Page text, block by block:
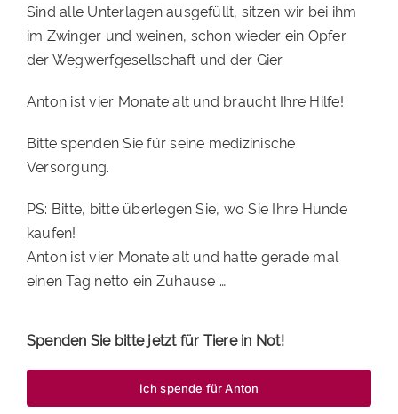
Sind alle Unterlagen ausgefüllt, sitzen wir bei ihm
im Zwinger und weinen, schon wieder ein Opfer
der Wegwerfgesellschaft und der Gier.
Anton ist vier Monate alt und braucht Ihre Hilfe!
Bitte spenden Sie für seine medizinische
Versorgung.
PS: Bitte, bitte überlegen Sie, wo Sie Ihre Hunde
kaufen!
Anton ist vier Monate alt und hatte gerade mal
einen Tag netto ein Zuhause …
Spenden Sie bitte jetzt für Tiere in Not!
Ich spende für Anton